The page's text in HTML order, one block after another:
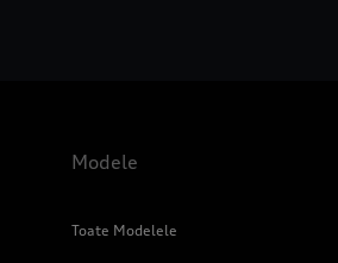
Modele
Toate Modelele